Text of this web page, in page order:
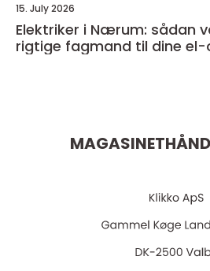
15. July 2026
Elektriker i Nærum: sådan
rigtige fagmand til dine